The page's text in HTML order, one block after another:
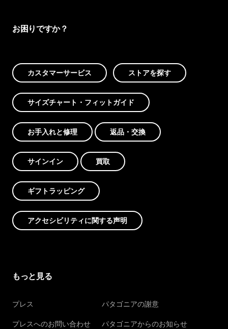
お困りですか？
カスタマーサービス ストアを探す
サイズチャート・フィットガイド
お手入れと修理 返品・交換
サインイン 買取
ギフトラッピング
アクセシビリティに関する声明
もっと見る
プレス
プレスへのお問い合わせ
パタゴニアの謝意
パタゴニアからのお知らせ